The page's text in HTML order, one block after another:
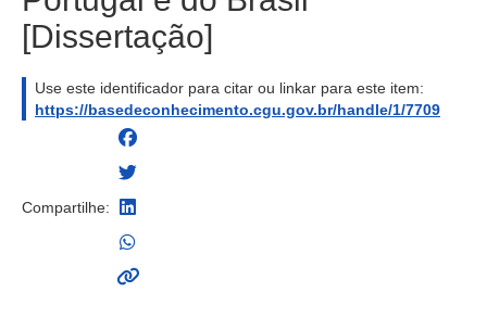
[Dissertação]
Use este identificador para citar ou linkar para este item:
https://basedeconhecimento.cgu.gov.br/handle/1/7709
Compartilhe: